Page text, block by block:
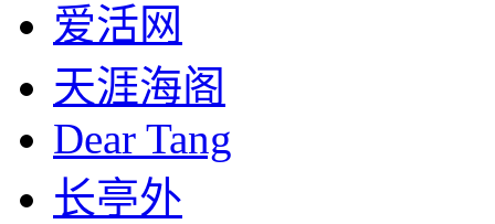
爱活网
天涯海阁
Dear Tang
长亭外